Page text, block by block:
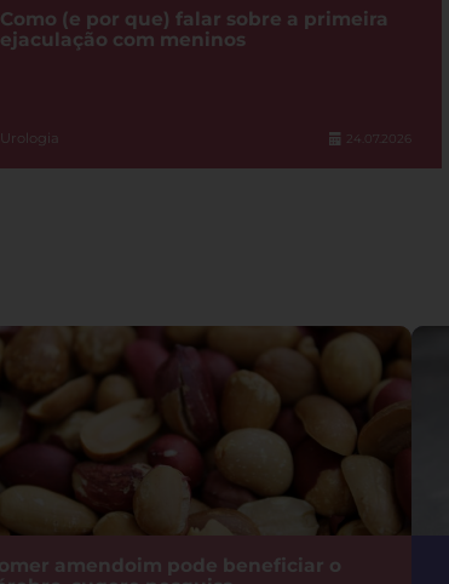
Como (e por que) falar sobre a primeira
ejaculação com meninos
Urologia 24.07.2026
amendoim pode beneficiar o